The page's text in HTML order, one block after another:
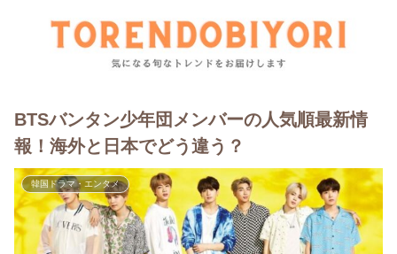
BTSバンタン少年団メンバーの人気順最新情
報！海外と日本でどう違う？
韓国ドラマ・エンタメ